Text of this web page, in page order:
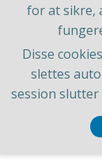
Hus Og Have.
og
for at sikre,
Disse
slettes
session